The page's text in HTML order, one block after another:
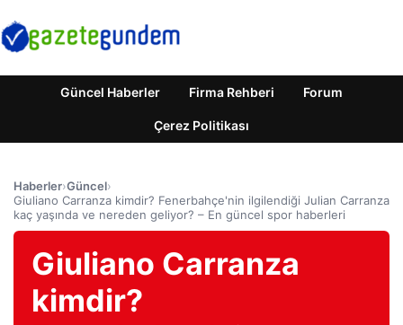
Güncel Haberler Firma Rehberi Forum
Çerez Politikası
Haberler›Güncel›
Giuliano Carranza kimdir? Fenerbahçe'nin ilgilendiği Julian Carranza
kaç yaşında ve nereden geliyor? – En güncel spor haberleri
Giuliano Carranza
kimdir?